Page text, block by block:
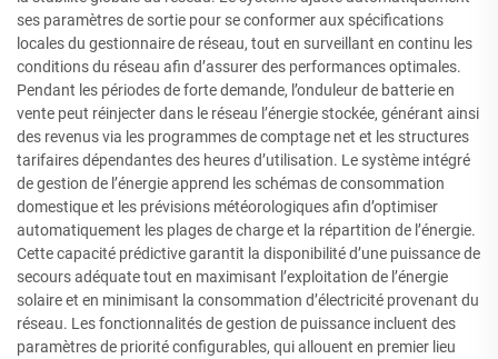
ses paramètres de sortie pour se conformer aux spécifications
locales du gestionnaire de réseau, tout en surveillant en continu les
conditions du réseau afin d’assurer des performances optimales.
Pendant les périodes de forte demande, l’onduleur de batterie en
vente peut réinjecter dans le réseau l’énergie stockée, générant ainsi
des revenus via les programmes de comptage net et les structures
tarifaires dépendantes des heures d’utilisation. Le système intégré
de gestion de l’énergie apprend les schémas de consommation
domestique et les prévisions météorologiques afin d’optimiser
automatiquement les plages de charge et la répartition de l’énergie.
Cette capacité prédictive garantit la disponibilité d’une puissance de
secours adéquate tout en maximisant l’exploitation de l’énergie
solaire et en minimisant la consommation d’électricité provenant du
réseau. Les fonctionnalités de gestion de puissance incluent des
paramètres de priorité configurables, qui allouent en premier lieu